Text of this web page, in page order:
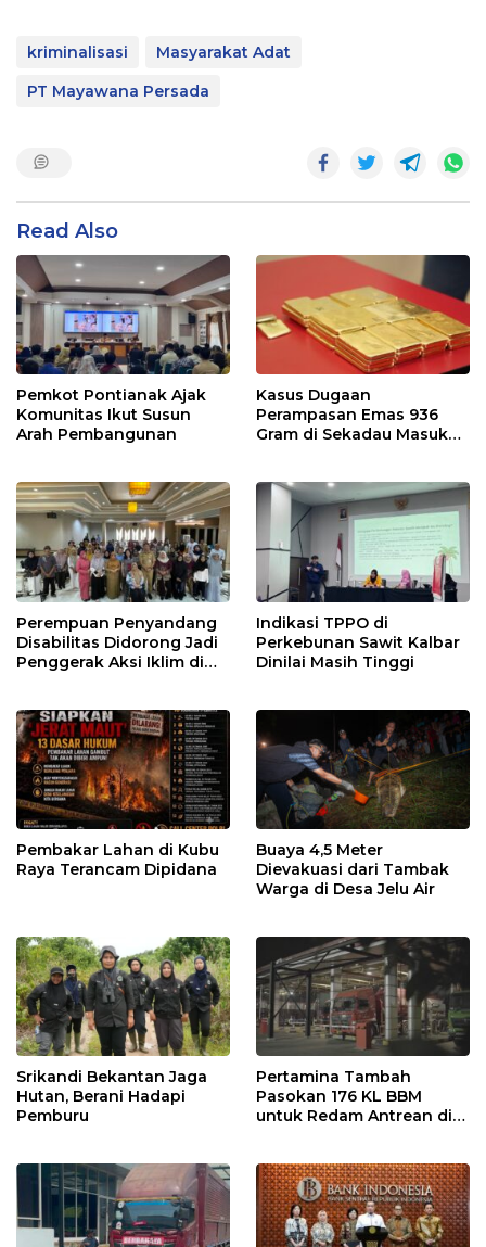
kriminalisasi
Masyarakat Adat
PT Mayawana Persada
Read Also
Pemkot Pontianak Ajak
Komunitas Ikut Susun
Arah Pembangunan
Kasus Dugaan
Perampasan Emas 936
Gram di Sekadau Masuk
Perempuan Penyandang
Disabilitas Didorong Jadi
Penggerak Aksi Iklim di
Indikasi TPPO di
Perkebunan Sawit Kalbar
Dinilai Masih Tinggi
Pembakar Lahan di Kubu
Raya Terancam Dipidana
Buaya 4,5 Meter
Dievakuasi dari Tambak
Warga di Desa Jelu Air
Srikandi Bekantan Jaga
Hutan, Berani Hadapi
Pemburu
Pertamina Tambah
Pasokan 176 KL BBM
untuk Redam Antrean di